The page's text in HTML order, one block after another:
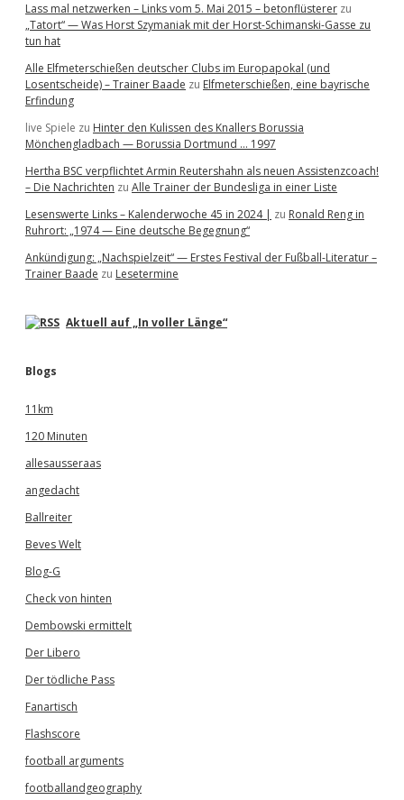
Lass mal netzwerken – Links vom 5. Mai 2015 – betonflüsterer zu
„Tatort“ — Was Horst Szymaniak mit der Horst-Schimanski-Gasse zu
tun hat
Alle Elfmeterschießen deutscher Clubs im Europapokal (und
Losentscheide) – Trainer Baade zu Elfmeterschießen, eine bayrische
Erfindung
live Spiele zu Hinter den Kulissen des Knallers Borussia
Mönchengladbach — Borussia Dortmund … 1997
Hertha BSC verpflichtet Armin Reutershahn als neuen Assistenzcoach!
– Die Nachrichten zu Alle Trainer der Bundesliga in einer Liste
Lesenswerte Links – Kalenderwoche 45 in 2024 | zu Ronald Reng in
Ruhrort: „1974 — Eine deutsche Begegnung“
Ankündigung: „Nachspielzeit“ — Erstes Festival der Fußball-Literatur –
Trainer Baade zu Lesetermine
Aktuell auf „In voller Länge“
Blogs
11km
120 Minuten
allesausseraas
angedacht
Ballreiter
Beves Welt
Blog-G
Check von hinten
Dembowski ermittelt
Der Libero
Der tödliche Pass
Fanartisch
Flashscore
football arguments
footballandgeography